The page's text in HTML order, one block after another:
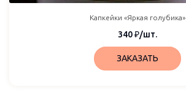
Капкейки «Яркая голубика»
340₽/шт.
ЗАКАЗАТЬ